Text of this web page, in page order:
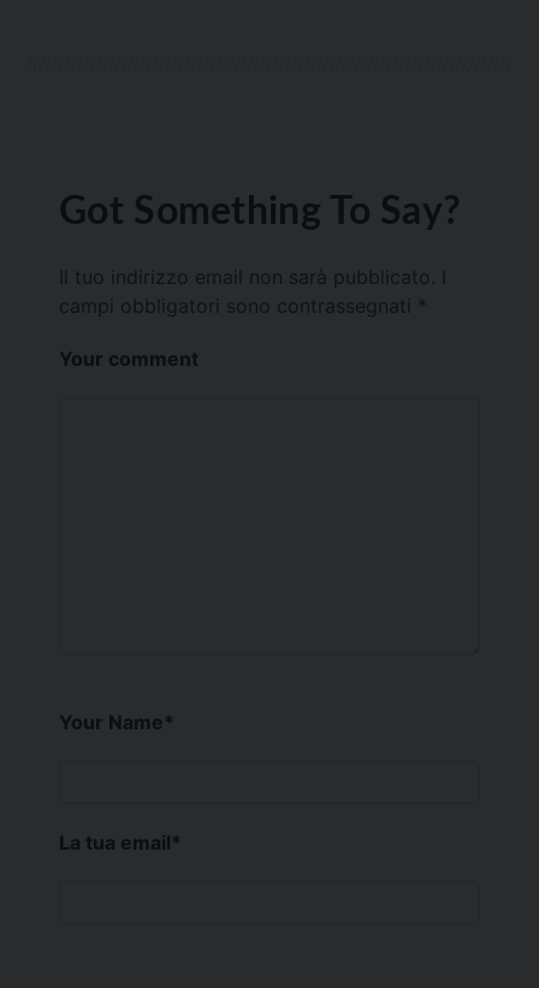
Got Something To Say?
Il tuo indirizzo email non sarà pubblicato.
campi obbligatori sono contrassegnati *
Your comment
Your Name*
La tua email*